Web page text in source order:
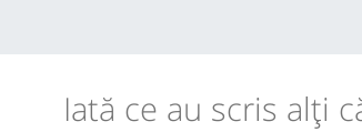
Iată ce au scris alţi